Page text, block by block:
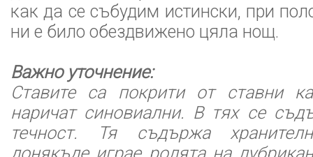
как да се събудим истински, при
ни е било обездвижено цяла нощ.
Важно уточнение:
Ставите са покрити от ставни
наричат синовиални. В тях се
течност. Тя съдържа